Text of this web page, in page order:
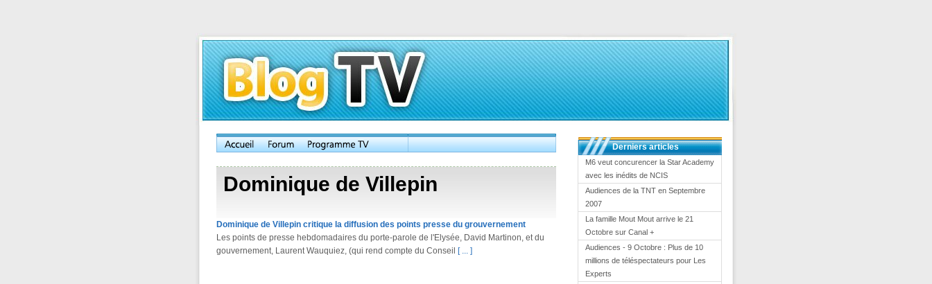
Dominique de Villepin
Dominique de Villepin critique la diffusion des points presse du grouvernement
Les points de presse hebdomadaires du porte-parole de l'Elysée, David Martinon, et du
gouvernement, Laurent Wauquiez, (qui rend compte du Conseil
[ ... ]
Derniers articles
M6 veut concurencer la Star Academy
avec les inédits de NCIS
Audiences de la TNT en Septembre
2007
La famille Mout Mout arrive le 21
Octobre sur Canal +
Audiences - 9 Octobre : Plus de 10
millions de téléspectateurs pour Les
Experts